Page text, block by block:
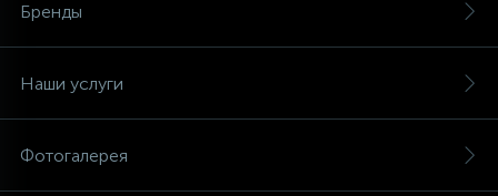
Бренды
Наши услуги
Фотогалерея